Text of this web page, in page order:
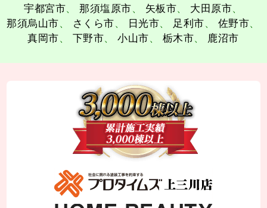
宇都宮市 那須塩原市 矢板市
大田原市
那須烏山市
さくら市 日光市 足利市
佐野市
真岡市
下野市 小山市 栃木市 鹿沼市